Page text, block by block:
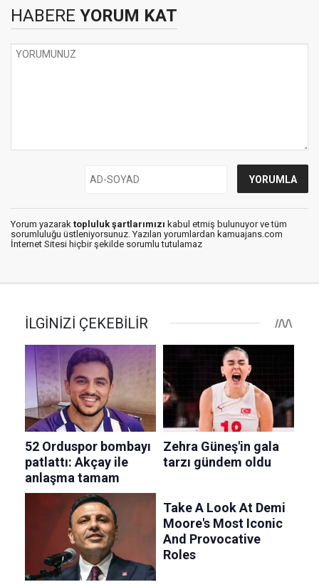
HABERE YORUM KAT
Yorum yazarak topluluk şartlarımızı kabul etmiş bulunuyor ve tüm
sorumluluğu üstleniyorsunuz. Yazılan yorumlardan kamuajans.com
İnternet Sitesi hiçbir şekilde sorumlu tutulamaz